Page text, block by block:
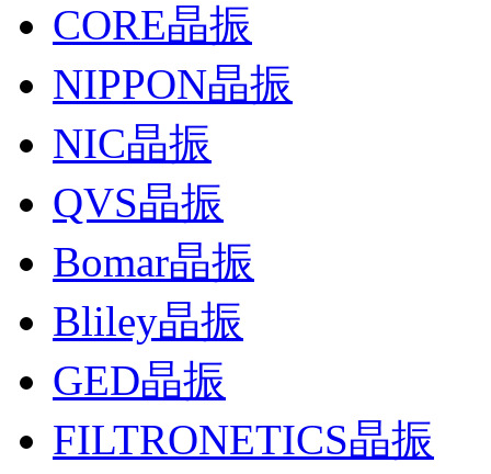
CORE晶振
NIPPON晶振
NIC晶振
QVS晶振
Bomar晶振
Bliley晶振
GED晶振
FILTRONETICS晶振